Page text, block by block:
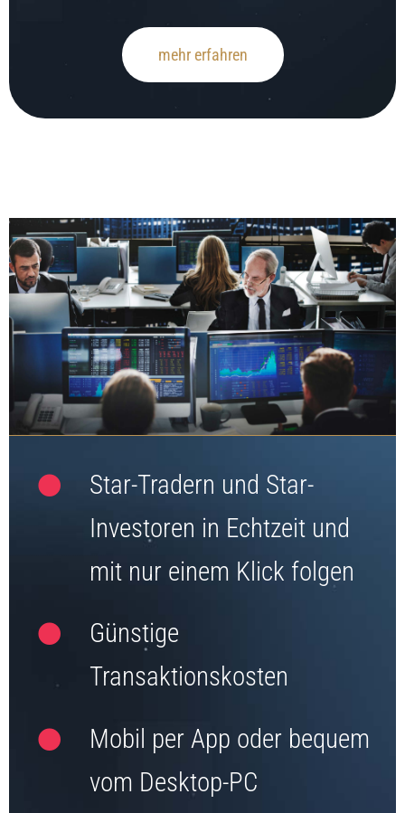
mehr erfahren
Star-Tradern und Star-
Investoren in Echtzeit und
mit nur einem Klick folgen
Günstige
Transaktionskosten
Mobil per App oder bequem
vom Desktop-PC